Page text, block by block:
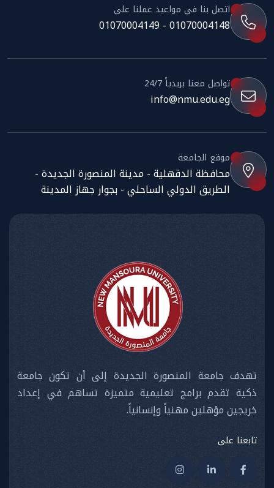
اتصل بنا في مواعيد عملنا على
01070004148 - 01070004149
تواصل معنا بريدياً 24/7
info@nmu.edu.eg
موقع الجامعة
محافظة الدقهلية - مدينة المنصورة الجديدة -
الطريق الدولي الساحلي - بجوار جهاز المدينة
تهدف جامعة المنصورة الجديدة إلى أن تكون جامعة
ذكية تقدم برامج تعليمية متميزة تساهم في إعداد
خريجين مؤهلين مهنياً وإنسانياً.
تابعنا على